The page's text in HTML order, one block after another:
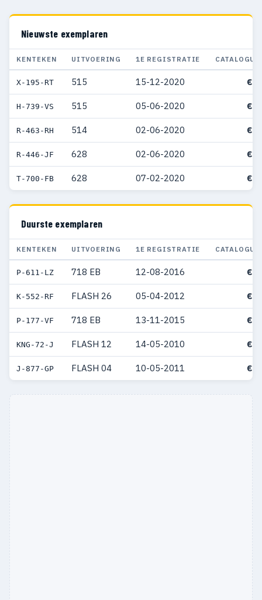
Nieuwste exemplaren
KENTEKEN UITVOERING 1E REGISTRATIE
X-195-RT 515 15-12-2020 €
H-739-VS 515 05-06-2020 €
R-463-RH 514 02-06-2020 €
R-446-JF 628 02-06-2020 €
T-700-FB 628 07-02-2020 €
Duurste exemplaren
KENTEKEN UITVOERING 1E REGISTRATIE
P-611-LZ 718 EB 12-08-2016 €
K-552-RF FLASH 26 05-04-2012 €
P-177-VF 718 EB 13-11-2015 €
KNG-72-J FLASH 12 14-05-2010 €
J-877-GP FLASH 04 10-05-2011 €